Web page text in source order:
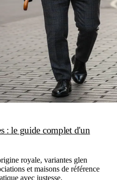
: le guide complet d'un
royale, variantes glen
et maisons de référence
avec justesse.